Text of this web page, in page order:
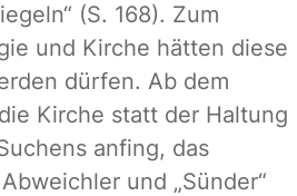
(S. 168). Zum
und Kirche hätten diese
dürfen. Ab dem
Kirche statt der Haltung
anfing, das
und „Sünder“